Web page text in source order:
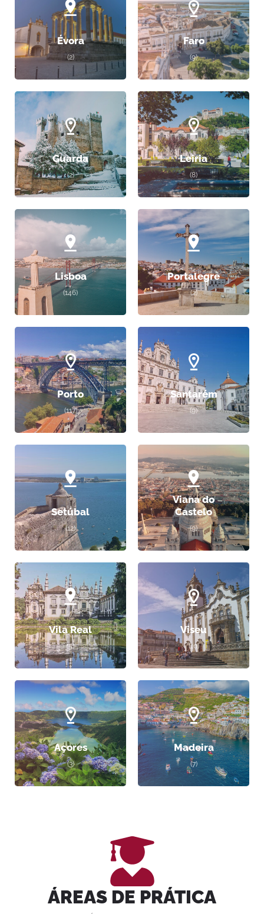
Évora
(2)
Faro
(9)
Guarda
(2)
Leiria
(8)
Lisboa
(146)
Portalegre
(2)
Porto
(117)
Santarém
(9)
Setúbal
(12)
Viana do
Castelo
(9)
Vila Real
(5)
Viseu
(10)
Açores
(3)
Madeira
(7)
ÁREAS DE PRÁTICA